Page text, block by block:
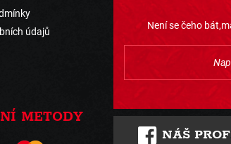
údajů
METODY
Není se čeho
NÁŠ